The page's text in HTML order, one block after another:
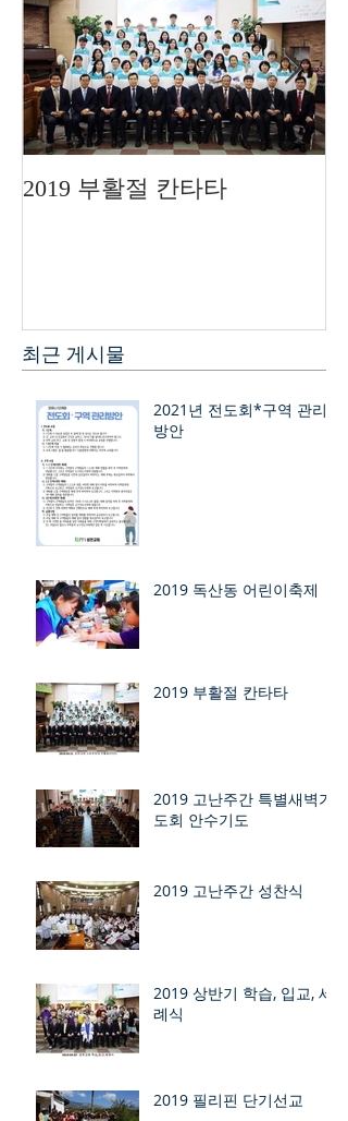
2019 부활절 칸타타
최근 게시물
2021년 전도회*구역 관리
방안
2019 독산동 어린이축제
2019 부활절 칸타타
2019 고난주간 특별새벽기
도회 안수기도
2019 고난주간 성찬식
2019 상반기 학습, 입교, 세
례식
2019 필리핀 단기선교